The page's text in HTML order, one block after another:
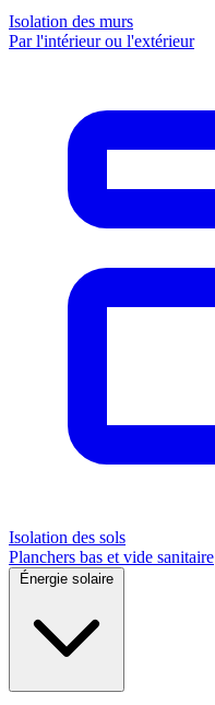
Isolation des murs
Par l'intérieur ou l'extérieur
Isolation des sols
Planchers bas et vide sanitaire